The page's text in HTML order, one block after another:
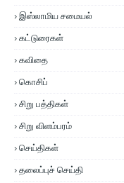
இஸ்லாமிய சமையல்
கட்டுரைகள்
கவிதை
கொசிப்
சிறு பத்திகள்
சிறு விளம்பரம்
செய்திகள்
தலைப்புச் செய்தி